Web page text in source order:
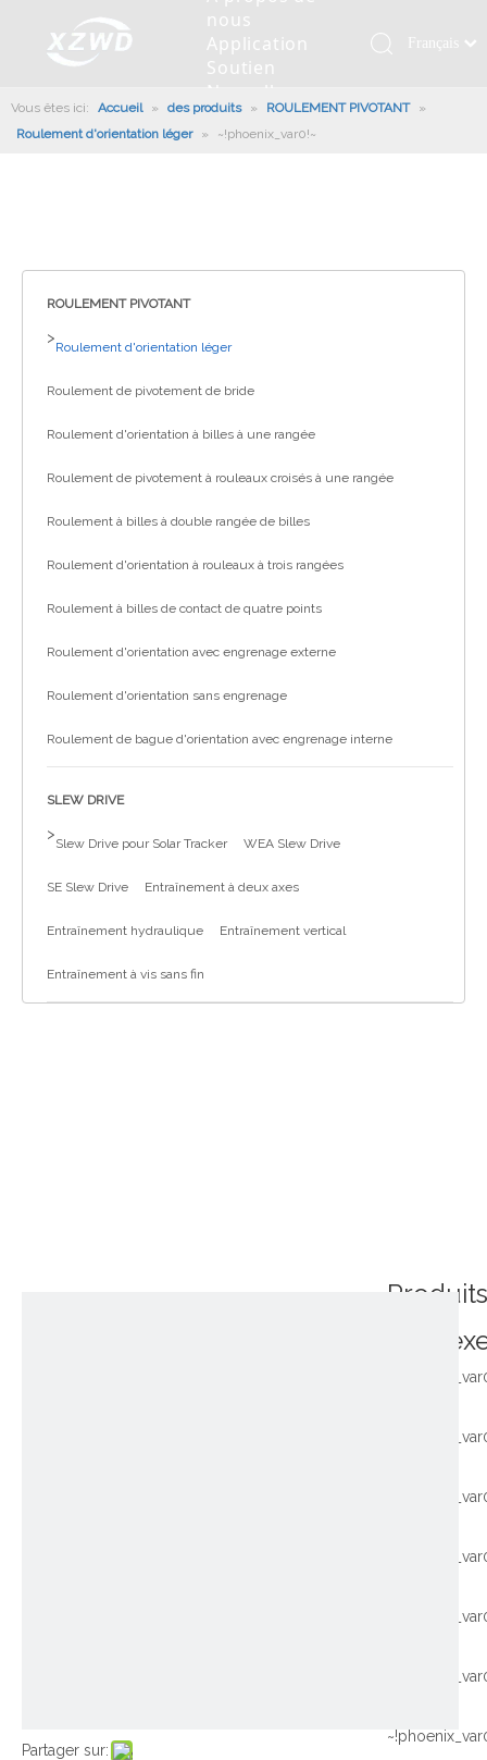
Roulement pivotant
nous
Profil de la société
Équipements de test
Application
Machines d'ingénierie
Robot De Soudage
Soutien
Installation de roulement
Fabrication
Nouvelles
Anneaux de pivotement
Nouvelles de l'industrie
Contactez
nous
Français
românesc
Italiano
Vous êtes ici: Accueil » des produits » ROULEMENT PIVOTANT
»
Roulement d'orientation léger
» ~!phoenix_var0!~
ROULEMENT PIVOTANT
>
Roulement d'orientation léger
Roulement de pivotement de bride
Roulement d'orientation à billes à une rangée
Roulement de pivotement à rouleaux croisés à une rangée
Roulement à billes à double rangée de billes
Roulement d'orientation à rouleaux à trois rangées
Roulement à billes de contact de quatre points
Roulement d'orientation avec engrenage externe
Roulement d'orientation sans engrenage
Roulement de bague d'orientation avec engrenage interne
SLEW DRIVE
>
Slew Drive pour Solar Tracker WEA Slew Drive
SE Slew Drive Entraînement à deux axes
Entraînement hydraulique Entraînement vertical
Entraînement à vis sans fin
Partager sur:
Produits